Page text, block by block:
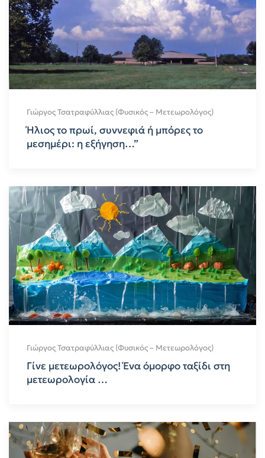
Γιώργος Τσατραφύλλιας (Φυσικός – Μετεωρολόγος)
Ήλιος το πρωί, συννεφιά ή μπόρες το
μεσημέρι: η εξήγηση…”
Γιώργος Τσατραφύλλιας (Φυσικός – Μετεωρολόγος)
Γίνε μετεωρολόγος! Ένα όμορφο ταξίδι στη
μετεωρολογία …